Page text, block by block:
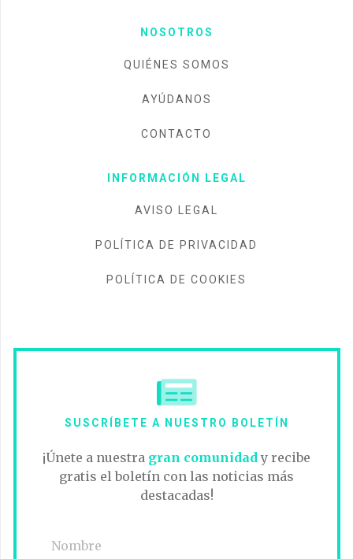
NOSOTROS
QUIÉNES SOMOS
AYÚDANOS
CONTACTO
INFORMACIÓN LEGAL
AVISO LEGAL
POLÍTICA DE PRIVACIDAD
POLÍTICA DE COOKIES
SUSCRÍBETE A NUESTRO BOLETÍN
¡Únete a nuestra gran comunidad y recibe
gratis el boletín con las noticias más
destacadas!